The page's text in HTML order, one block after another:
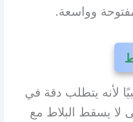
وواسعة.
لأنه يتطلب دقة في
لا يسقط البلاط مع